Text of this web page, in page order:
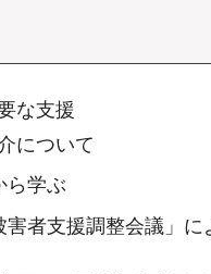
な支援
について
学ぶ
者支援調整会議」に